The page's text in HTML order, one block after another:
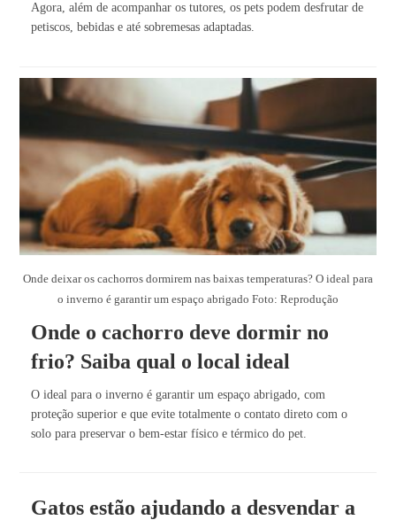
Agora, além de acompanhar os tutores, os pets podem desfrutar de
petiscos, bebidas e até sobremesas adaptadas.
Onde deixar os cachorros dormirem nas baixas temperaturas? O ideal para
o inverno é garantir um espaço abrigado Foto: Reprodução
Onde o cachorro deve dormir no
frio? Saiba qual o local ideal
O ideal para o inverno é garantir um espaço abrigado, com
proteção superior e que evite totalmente o contato direto com o
solo para preservar o bem-estar físico e térmico do pet.
Gatos estão ajudando a desvendar a